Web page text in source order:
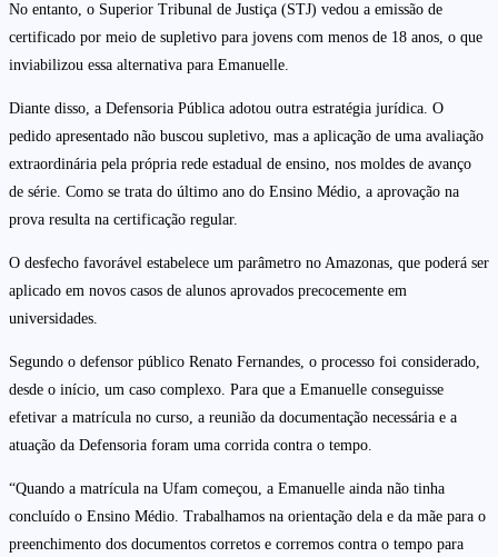
No entanto, o Superior Tribunal de Justiça (STJ) vedou a emissão de
certificado por meio de supletivo para jovens com menos de 18 anos, o que
inviabilizou essa alternativa para Emanuelle.
Diante disso, a Defensoria Pública adotou outra estratégia jurídica. O
pedido apresentado não buscou supletivo, mas a aplicação de uma avaliação
extraordinária pela própria rede estadual de ensino, nos moldes de avanço
de série. Como se trata do último ano do Ensino Médio, a aprovação na
prova resulta na certificação regular.
O desfecho favorável estabelece um parâmetro no Amazonas, que poderá ser
aplicado em novos casos de alunos aprovados precocemente em
universidades.
Segundo o defensor público Renato Fernandes, o processo foi considerado,
desde o início, um caso complexo. Para que a Emanuelle conseguisse
efetivar a matrícula no curso, a reunião da documentação necessária e a
atuação da Defensoria foram uma corrida contra o tempo.
“Quando a matrícula na Ufam começou, a Emanuelle ainda não tinha
concluído o Ensino Médio. Trabalhamos na orientação dela e da mãe para o
preenchimento dos documentos corretos e corremos contra o tempo para